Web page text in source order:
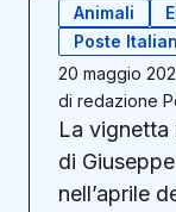
Animali
Poste
20 maggio
di redazione
La vignetta
di
nell’aprile